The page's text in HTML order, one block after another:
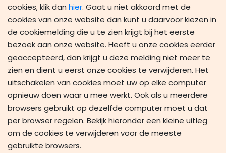
cookies, klik dan hier. Gaat u niet akkoord met de
cookies van onze website dan kunt u daarvoor kiezen in
de cookiemelding die u te zien krijgt bij het eerste
bezoek aan onze website. Heeft u onze cookies eerder
geaccepteerd, dan krijgt u deze melding niet meer te
zien en dient u eerst onze cookies te verwijderen. Het
uitschakelen van cookies moet uw op elke computer
opnieuw doen waar u mee werkt. Ook als u meerdere
browsers gebruikt op dezelfde computer moet u dat
per browser regelen. Bekijk hieronder een kleine uitleg
om de cookies te verwijderen voor de meeste
gebruikte browsers.